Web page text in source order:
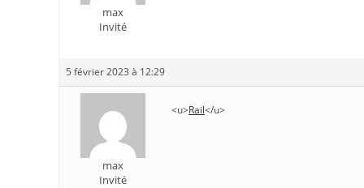
max
Invité
5 février 2023 à 12:29
max
Invité
<u>Rail</u>